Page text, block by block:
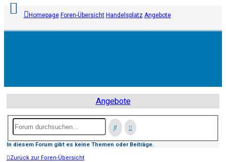
Registrieren
Unbeantwortete
Themen
Aktive
Homepage Foren-Übersicht Handelsplatz Angebote
Angebote
In diesem Forum gibt es keine Themen oder Beiträge.
Zurück zur Foren-Übersicht